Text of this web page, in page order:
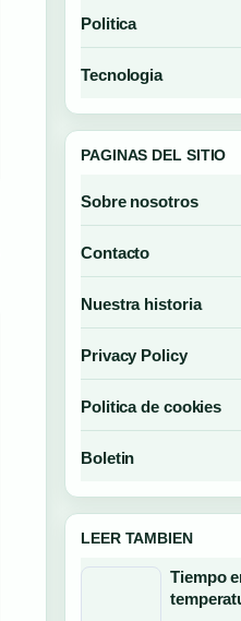
Politica
Tecnologia
PAGINAS DEL SITIO
Sobre nosotros
Contacto
Nuestra historia
Privacy Policy
Politica de cookies
Boletin
LEER TAMBIEN
Tiempo